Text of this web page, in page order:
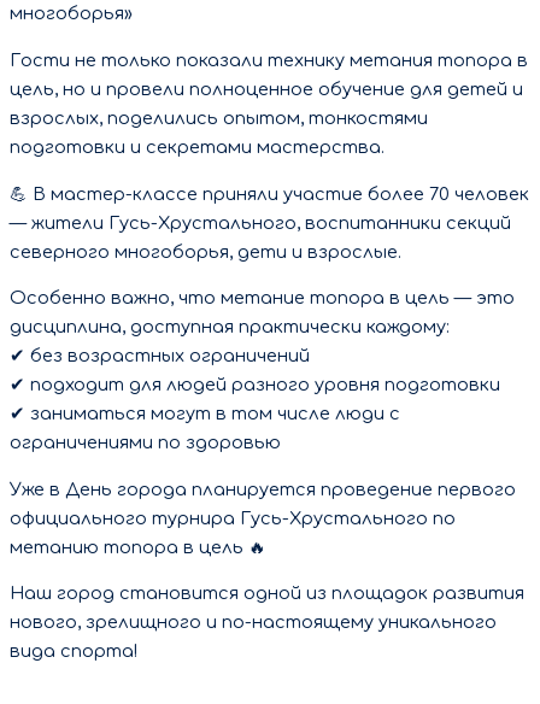
многоборья»
Гости не только показали технику метания топора в
цель, но и провели полноценное обучение для детей и
взрослых, поделились опытом, тонкостями
подготовки и секретами мастерства.
💪 В мастер-классе приняли участие более 70 человек
— жители Гусь-Хрустального, воспитанники секций
северного многоборья, дети и взрослые.
Особенно важно, что метание топора в цель — это
дисциплина, доступная практически каждому:
✔ без возрастных ограничений
✔ подходит для людей разного уровня подготовки
✔ заниматься могут в том числе люди с
ограничениями по здоровью
Уже в День города планируется проведение первого
официального турнира Гусь-Хрустального по
метанию топора в цель 🔥
Наш город становится одной из площадок развития
нового, зрелищного и по-настоящему уникального
вида спорта!